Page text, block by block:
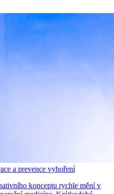
a prevence vyhoření
konceptu rychle mění v